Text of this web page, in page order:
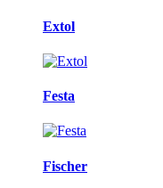
Extol
Festa
Fischer